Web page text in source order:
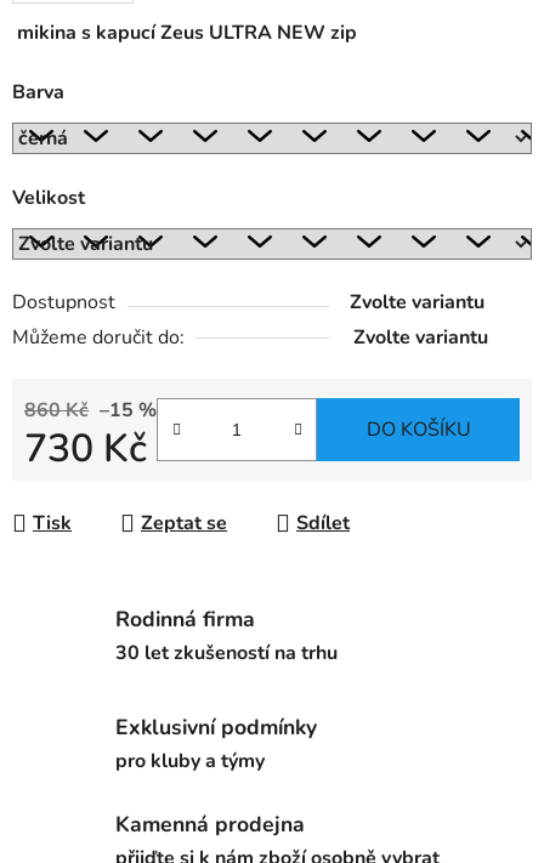
mikina s kapucí Zeus ULTRA NEW zip
Barva
Velikost
Dostupnost
Zvolte variantu
Můžeme doručit do:
Zvolte variantu
860 Kč –15 %
730 Kč DO KOŠÍKU
Tisk Zeptat se Sdílet
Rodinná firma
30 let zkušeností na trhu
Exklusivní podmínky
pro kluby a týmy
Kamenná prodejna